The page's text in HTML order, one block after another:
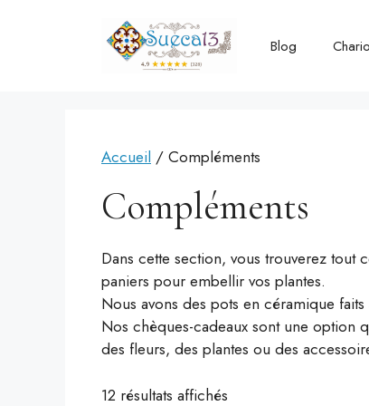
Blog
Accueil / Compléments
Compléments
Dans cette section, vous trouverez tout
paniers pour embellir vos plantes.
Nous avons des pots en céramique
Nos chèques-cadeaux sont une option
des fleurs, des plantes ou des
12 résultats affichés